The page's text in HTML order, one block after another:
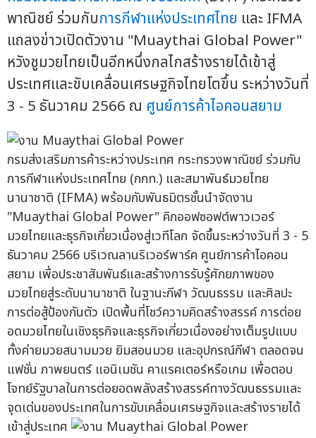
พาณิชย์ ร่วมกับการกีฬาแห่งประเทศไทย และ IFMA
แถลงข่าวเปิดตัวงาน "Muaythai Global Power"
หวังชูมวยไทยเป็นอีกหนึ่งกลไกสร้างรายได้เข้าสู่
ประเทศและขับเคลื่อนเศรษฐกิจไทยโตขึ้น ระหว่างวันที่
3 - 5 ธันวาคม 2566 ณ ศูนย์การค้าไอคอนสยาม
กรมส่งเสริมการค้าระหว่างประเทศ กระทรวงพาณิชย์ ร่วมกับ
การกีฬาแห่งประเทศไทย (กกท.) และสมาพันธ์มวยไทย
นานาชาติ (IFMA) พร้อมกับพันธมิตรชั้นนำจัดงาน
"Muaythai Global Power" คิกออฟซอฟต์พาวเวอร์
มวยไทยและธุรกิจเกี่ยวเนื่องสู่เวทีโลก จัดขึ้นระหว่างวันที่ 3 - 5
ธันวาคม 2566 บริเวณลานริเวอร์พาร์ค ศูนย์การค้าไอคอน
สยาม เพื่อประชาสัมพันธ์และสร้างการรับรู้ศักยภาพของ
มวยไทยสู่ระดับนานาชาติ ในฐานะกีฬา วัฒนธรรม และศิลปะ
การต่อสู้ป้องกันตัว เปิดพื้นที่โชว์ความคิดสร้างสรรค์ การต่อย
อดมวยไทยในเชิงธุรกิจและธุรกิจเกี่ยวเนื่องอย่างเต็มรูปแบบ
ทั้งค่ายมวยสนามมวย ยิมสอนมวย และอุปกรณ์กีฬา ตลอดจน
แฟชั่น ภาพยนตร์ แอนิเมชัน คาแรคเตอร์หรือเกม เพื่อตอบ
โจทย์รัฐบาลในการต่อยอดพลังสร้างสรรค์ทางวัฒนธรรมและ
จุดเด่นของประเทศในการขับเคลื่อนเศรษฐกิจและสร้างรายได้
เข้าสู่ประเทศ